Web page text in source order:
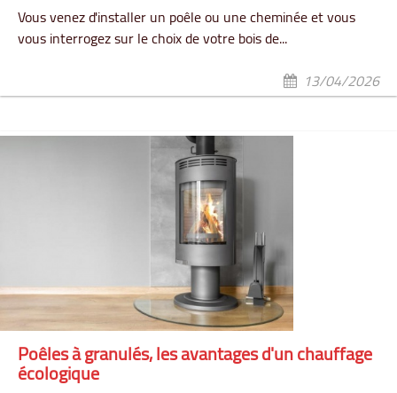
Vous venez d'installer un poêle ou une cheminée et vous
vous interrogez sur le choix de votre bois de...
13/04/2026
Poêles à granulés, les avantages d'un chauffage
écologique